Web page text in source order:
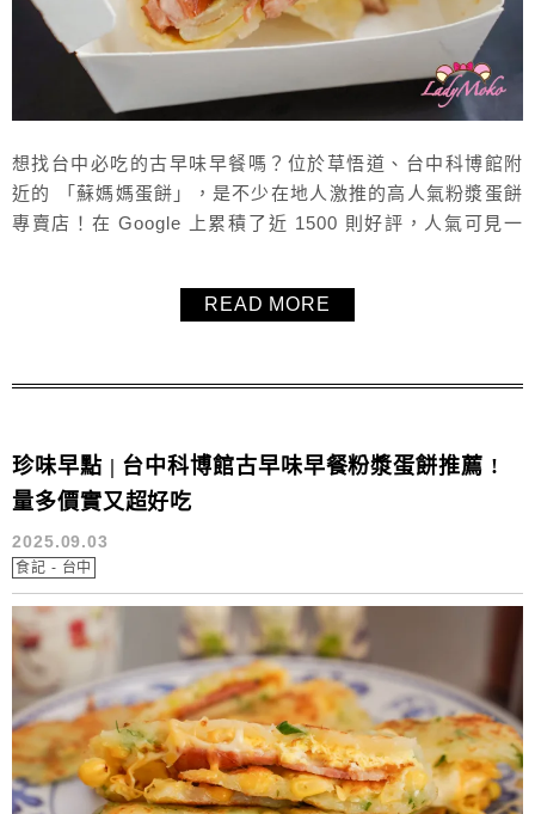
想找台中必吃的古早味早餐嗎？位於草悟道、台中科博館附
近的 「蘇媽媽蛋餅」，是不少在地人激推的高人氣粉漿蛋餅
專賣店！在 Google 上累積了近 1500 則好評，人氣可見一
依然吸引大批饕客專程造訪。地點鄰近第六市場與廣三
READ MORE
珍味早點 | 台中科博館古早味早餐粉漿蛋餅推薦 !
量多價實又超好吃
2025.09.03
食記 - 台中